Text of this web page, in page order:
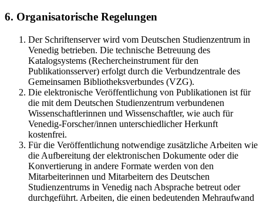
6. Organisatorische Regelungen
Der Schriftenserver wird vom Deutschen Studienzentrum in
Venedig betrieben. Die technische Betreuung des
Katalogsystems (Rechercheinstrument für den
Publikationsserver) erfolgt durch die Verbundzentrale des
Gemeinsamen Bibliotheksverbundes (VZG).
Die elektronische Veröffentlichung von Publikationen ist für
die mit dem Deutschen Studienzentrum verbundenen
Wissenschaftlerinnen und Wissenschaftler, wie auch für
Venedig-Forscher/innen unterschiedlicher Herkunft
kostenfrei.
Für die Veröffentlichung notwendige zusätzliche Arbeiten wie
die Aufbereitung der elektronischen Dokumente oder die
Konvertierung in andere Formate werden von den
Mitarbeiterinnen und Mitarbeitern des Deutschen
Studienzentrums in Venedig nach Absprache betreut oder
durchgeführt. Arbeiten, die einen bedeutenden Mehraufwand